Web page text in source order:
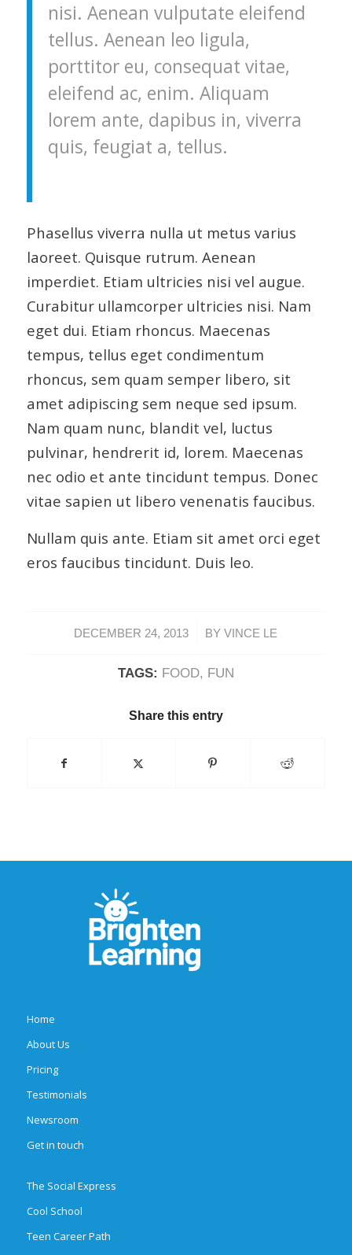
nisi. Aenean vulputate eleifend
tellus. Aenean leo ligula,
porttitor eu, consequat vitae,
eleifend ac, enim. Aliquam
lorem ante, dapibus in, viverra
quis, feugiat a, tellus.
Phasellus viverra nulla ut metus varius
laoreet. Quisque rutrum. Aenean
imperdiet. Etiam ultricies nisi vel augue.
Curabitur ullamcorper ultricies nisi. Nam
eget dui. Etiam rhoncus. Maecenas
tempus, tellus eget condimentum
rhoncus, sem quam semper libero, sit
amet adipiscing sem neque sed ipsum.
Nam quam nunc, blandit vel, luctus
pulvinar, hendrerit id, lorem. Maecenas
nec odio et ante tincidunt tempus. Donec
vitae sapien ut libero venenatis faucibus.
Nullam quis ante. Etiam sit amet orci eget
eros faucibus tincidunt. Duis leo.
DECEMBER 24, 2013
/ BYVINCE LE
TAGS: FOOD, FUN
Share this entry
Home
About Us
Pricing
Testimonials
Newsroom
Get in touch
The Social Express
Cool School
Teen Career Path